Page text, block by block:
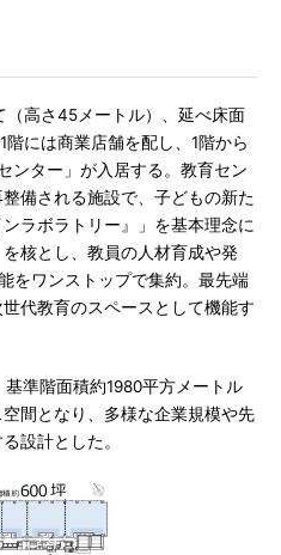
高さ45メートル）、延べ床面
には商業店舗を配し、1階から
ンター」が入居する。教育セン
備される施設で、子どもの新た
ラボラトリー』」を基本理念に
核とし、教員の人材育成や発
をワンストップで集約。最先端
代教育のスペースとして機能す
準階面積約1980平方メートル
間となり、多様な企業規模や先
設計とした。